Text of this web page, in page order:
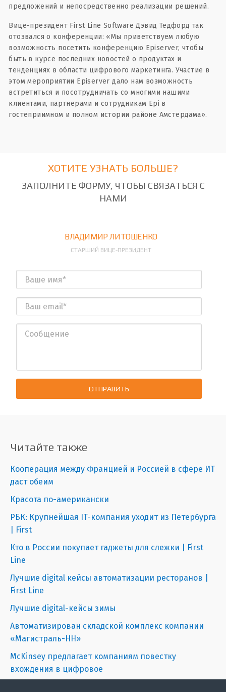
предложений и непосредственно реализации решений.
Вице-президент First Line Software Дэвид Тедфорд так
отозвался о конференции: «Мы приветствуем любую
возможность посетить конференцию Episerver, чтобы
быть в курсе последних новостей о продуктах и
тенденциях в области цифрового маркетинга. Участие в
этом мероприятии Episerver дало нам возможность
встретиться и посотрудничать со многими нашими
клиентами, партнерами и сотрудникам Epi в
гостеприимном и полном истории районе Амстердама».
ХОТИТЕ УЗНАТЬ БОЛЬШЕ?
ЗАПОЛНИТЕ ФОРМУ, ЧТОБЫ СВЯЗАТЬСЯ С
НАМИ
ВЛАДИМИР ЛИТОШЕНКО
СТАРШИЙ ВИЦЕ-ПРЕЗИДЕНТ
ОТПРАВИТЬ
Читайте также
Кооперация между Францией и Россией в сфере ИТ
даст обеим
Красота по-американски
РБК: Крупнейшая IT-компания уходит из Петербурга
| First
Кто в России покупает гаджеты для слежки | First
Line
Лучшие digital кейсы автоматизации ресторанов |
First Line
Лучшие digital-кейсы зимы
Автоматизирован складской комплекс компании
«Магистраль-НН»
McKinsey предлагает компаниям повестку
вхождения в цифровое